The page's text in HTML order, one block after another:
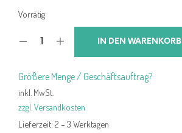
26,99 €23,99 €.
Vorrätig
IN DEN WARENKORB
Größere Menge / Geschäftsauftrag?
inkl. MwSt.
zzgl. Versandkosten
Lieferzeit: 2 – 3 Werktagen